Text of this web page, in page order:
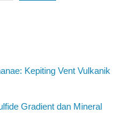
Kepiting Vent Vulkanik
Gradient dan Mineral